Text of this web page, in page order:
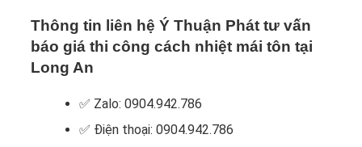
Thông tin liên hệ Ý Thuận Phát tư vấn
báo giá thi công cách nhiệt mái tôn tại
Long An
✅ Zalo: 0904.942.786
✅ Điện thoại: 0904.942.786